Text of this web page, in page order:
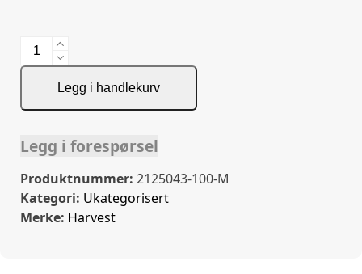
American
Supreme
LS
antall
Legg i handlekurv
Legg i forespørsel
Produktnummer: 2125043-100-M
Kategori: Ukategorisert
Merke: Harvest